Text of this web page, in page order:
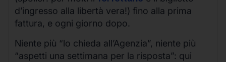
d’ingresso alla libertà vera!) fino alla prima
fattura, e ogni giorno dopo.
Niente più “lo chieda all’Agenzia”, niente più
“aspetti una settimana per la risposta”: qui